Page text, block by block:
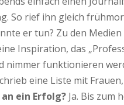
So rief ihn gleich
er tun? Zu den
Inspiration, das
nimmer funktionieren
eine Liste mit
ein Erfolg? Ja. Bis zum